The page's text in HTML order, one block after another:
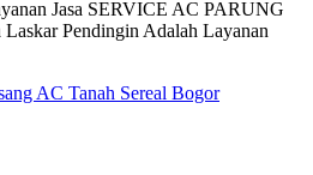
Jasa SERVICE AC PARUNG
Pendingin Adalah Layanan
AC Tanah Sereal Bogor